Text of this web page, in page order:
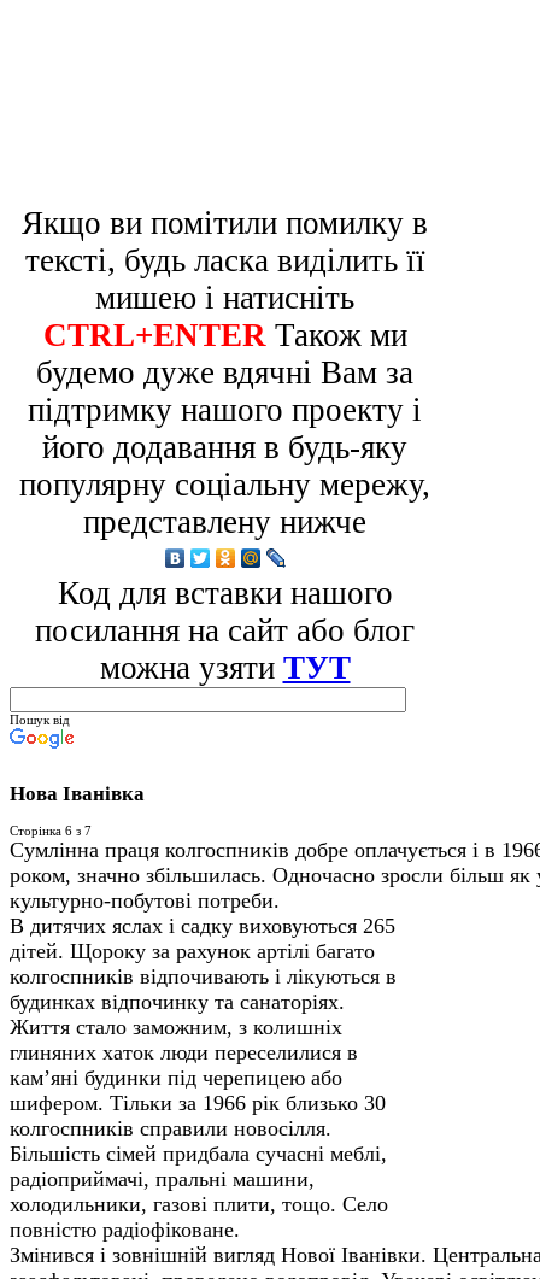
Якщо ви помітили помилку в
тексті, будь ласка виділить її
мишею і натисніть
CTRL+ENTER Також ми
будемо дуже вдячні Вам за
підтримку нашого проекту і
його додавання в будь-яку
популярну соціальну мережу,
представлену нижче
Код для вставки нашого
посилання на сайт або блог
можна узяти ТУТ
Пошук від
Нова Іванівка
Сторінка 6 з 7
Сумлінна праця колгоспників добре оплачується і в
роком, значно збільшилась. Одночасно зросли більш як
культурно-побутові потреби.
В дитячих яслах і садку виховуються 265
дітей. Щороку за рахунок артілі багато
колгоспників відпочивають і лікуються в
будинках відпочинку та санаторіях.
Життя стало заможним, з колишніх
глиняних хаток люди переселилися в
кам’яні будинки під черепицею або
шифером. Тільки за 1966 рік близько 30
колгоспників справили новосілля.
Більшість сімей придбала сучасні меблі,
радіоприймачі, пральні машини,
холодильники, газові плити, тощо. Село
повністю радіофіковане.
Змінився і зовнішній вигляд Нової Іванівки.